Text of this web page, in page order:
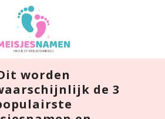
worden
de 3